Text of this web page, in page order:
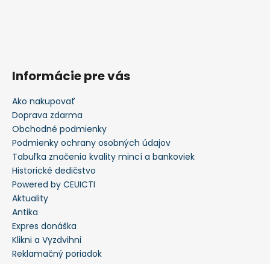
Informácie pre vás
Ako nakupovať
Doprava zdarma
Obchodné podmienky
Podmienky ochrany osobných údajov
Tabuľka značenia kvality mincí a bankoviek
Historické dedičstvo
Powered by CEUICTI
Aktuality
Antika
Expres donáška
Klikni a Vyzdvihni
Reklamačný poriadok